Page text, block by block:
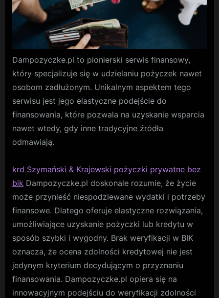
Dampozyczke.pl to pionierski serwis finansowy,
który specjalizuje się w udzielaniu pożyczek nawet
osobom zadłużonym. Unikalnym aspektem tego
serwisu jest jego elastyczne podejście do
finansowania, które pozwala na uzyskanie wsparcia
nawet wtedy, gdy inne tradycyjne źródła
odmawiają.
krd Szymański & Krajewski pożyczki prywatne bez
bik Dampozyczke.pl doskonale rozumie, że życie
może przynieść niespodziewane wydatki i potrzeby
finansowe. Dlatego oferuje elastyczne rozwiązania,
umożliwiające uzyskanie pożyczki lub kredytu w
sposób szybki i wygodny. Brak weryfikacji w BIK
oznacza, że ocena zdolności kredytowej nie jest
jedynym kryterium decydującym o przyznaniu
finansowania. Dampozyczke.pl opiera się na
innowacyjnym podejściu do weryfikacji zdolności